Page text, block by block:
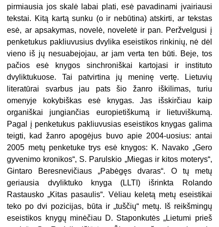
pirmiausia jos skalė labai plati, esė pavadinami įvairiausi
tekstai. Kitą kartą sunku (o ir nebūtina) atskirti, ar tekstas
esė, ar apsakymas, novelė, noveletė ir pan. Peržvelgusi į
penketukus pakliuvusius dvylika eseistikos rinkinių, nė dėl
vieno iš jų nesuabejojau, ar jam verta ten būti. Beje, tos
pačios esė knygos sinchroniškai kartojasi ir instituto
dvyliktukuose. Tai patvirtina jų meninę vertę. Lietuvių
literatūrai svarbus jau pats šio žanro iškilimas, turiu
omenyje kokybiškas esė knygas. Jas išskirčiau kaip
organiškai jungiančias europietiškumą ir lietuviškumą.
Pagal į penketukus pakliuvusias eseistikos knygas galima
teigti, kad žanro apogėjus buvo apie 2004-uosius: antai
2005 metų penketuke trys esė knygos: K. Navako „Gero
gyvenimo kronikos“, S. Parulskio „Miegas ir kitos moterys“,
Gintaro Beresnevičiaus „Pabėgęs dvaras“. O tų metų
geriausia dvyliktuko knyga (LLTI) išrinkta Rolando
Rastausko „Kitas pasaulis“. Vėliau keletą metų eseistikai
teko po dvi pozicijas, būta ir „tuščių“ metų. Iš reikšmingų
eseistikos knygų minėčiau D. Staponkutės „Lietumi prieš